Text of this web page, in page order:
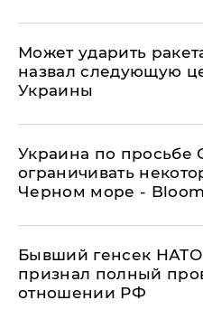
Может ударить
назвал следующую
Украины
Украина по просьбе
ограничивать
Черном море -
Бывший генсек НАТО
признал полный
отношении РФ